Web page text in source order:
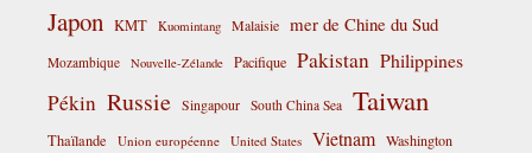
Japon KMT Kuomintang Malaisie mer de Chine du Sud
Mozambique Nouvelle-Zélande Pacifique Pakistan Philippines
Pékin Russie Singapour South China Sea Taiwan
Thaïlande Union européenne United States Vietnam Washington